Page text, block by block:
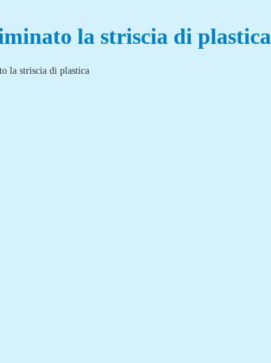
la striscia di plastica
la striscia di plastica